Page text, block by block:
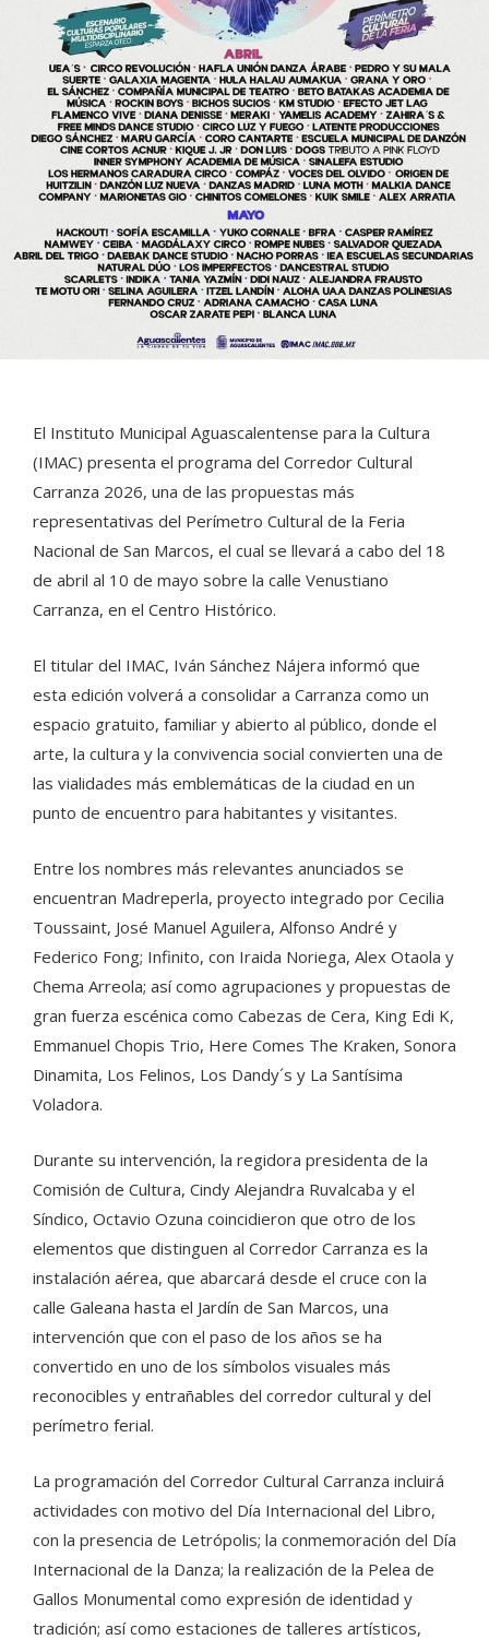
El Instituto Municipal Aguascalentense para la Cultura
(IMAC) presenta el programa del Corredor Cultural
Carranza 2026, una de las propuestas más
representativas del Perímetro Cultural de la Feria
Nacional de San Marcos, el cual se llevará a cabo del 18
de abril al 10 de mayo sobre la calle Venustiano
Carranza, en el Centro Histórico.
El titular del IMAC, Iván Sánchez Nájera informó que
esta edición volverá a consolidar a Carranza como un
espacio gratuito, familiar y abierto al público, donde el
arte, la cultura y la convivencia social convierten una de
las vialidades más emblemáticas de la ciudad en un
punto de encuentro para habitantes y visitantes.
Entre los nombres más relevantes anunciados se
encuentran Madreperla, proyecto integrado por Cecilia
Toussaint, José Manuel Aguilera, Alfonso André y
Federico Fong; Infinito, con Iraida Noriega, Alex Otaola y
Chema Arreola; así como agrupaciones y propuestas de
gran fuerza escénica como Cabezas de Cera, King Edi K,
Emmanuel Chopis Trio, Here Comes The Kraken, Sonora
Dinamita, Los Felinos, Los Dandy´s y La Santísima
Voladora.
Durante su intervención, la regidora presidenta de la
Comisión de Cultura, Cindy Alejandra Ruvalcaba y el
Síndico, Octavio Ozuna coincidieron que otro de los
elementos que distinguen al Corredor Carranza es la
instalación aérea, que abarcará desde el cruce con la
calle Galeana hasta el Jardín de San Marcos, una
intervención que con el paso de los años se ha
convertido en uno de los símbolos visuales más
reconocibles y entrañables del corredor cultural y del
perímetro ferial.
La programación del Corredor Cultural Carranza incluirá
actividades con motivo del Día Internacional del Libro,
con la presencia de Letrópolis; la conmemoración del Día
Internacional de la Danza; la realización de la Pelea de
Gallos Monumental como expresión de identidad y
tradición; así como estaciones de talleres artísticos,